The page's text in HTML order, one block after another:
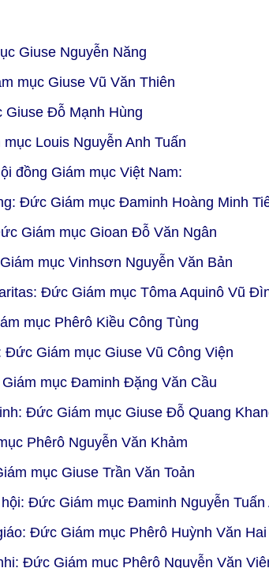
Giuse Nguyễn Năng
mục Giuse Vũ Văn Thiên
Đỗ Mạnh Hùng
Louis Nguyễn Anh Tuấn
đồng Giám mục Việt Nam:
Đức Giám mục Đaminh Hoàng Minh
Giám mục Gioan Đỗ Văn Ngân
mục Vinhsơn Nguyễn Văn Bản
Đức Giám mục Tôma Aquinô Vũ
mục Phêrô Kiều Công Tùng
Đức Giám mục Giuse Vũ Công Viện
mục Đaminh Đặng Văn Cầu
Đức Giám mục Giuse Đỗ Quang
Phêrô Nguyễn Văn Khảm
mục Giuse Trần Văn Toản
Đức Giám mục Đaminh Nguyễn Tuấn
Đức Giám mục Phêrô Huỳnh Văn Hai
Đức Giám mục Phêrô Nguyễn Văn